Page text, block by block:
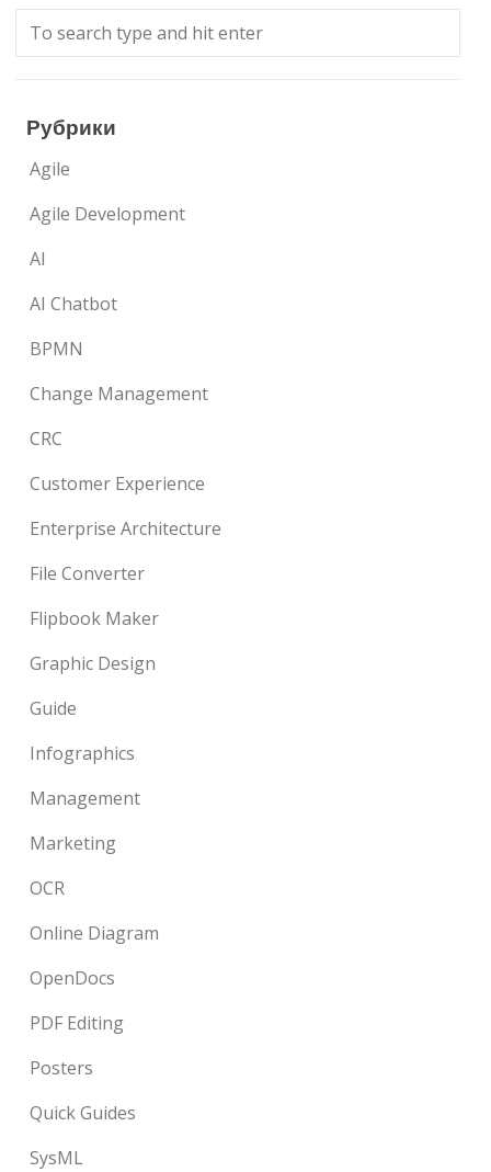
Рубрики
Agile
Agile Development
AI
AI Chatbot
BPMN
Change Management
CRC
Customer Experience
Enterprise Architecture
File Converter
Flipbook Maker
Graphic Design
Guide
Infographics
Management
Marketing
OCR
Online Diagram
OpenDocs
PDF Editing
Posters
Quick Guides
SysML